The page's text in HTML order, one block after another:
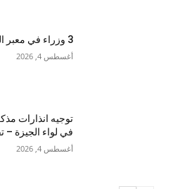
3 وزراء في معبر الكرامة .. ما القصة ؟
أغسطس 4, 2026
توجيه انذارات
في لواء الجيزة –
أغسطس 4, 2026